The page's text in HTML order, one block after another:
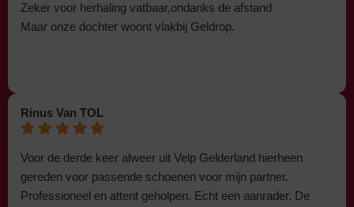
Zeker voor herhaling vatbaar,ondanks de afstand
Maar onze dochter woont vlakbij Geldrop.
Rinus Van TOL
Voor de derde keer alweer uit Velp Gelderland hierheen
gereden voor passende schoenen voor mijn partner.
Professioneel en attent geholpen. Echt een aanrader. De